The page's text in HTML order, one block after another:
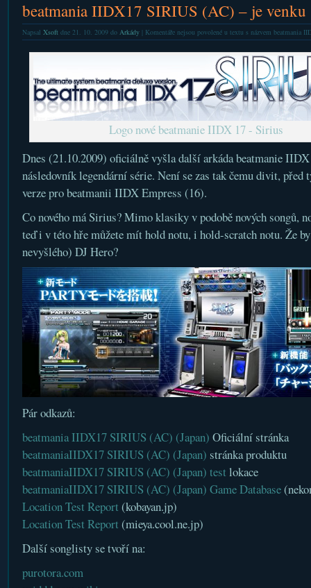
beatmania IIDX17 SIRIUS (AC) – je venku
Napsal Xsoftdne 21. 10. 2009 do Arkády| Komentáře nejsou povolenéu textu s názvem beatmania
Logo nové beatmanie IIDX 17 - Sirius
Dnes (21.10.2009) oficiálně vyšla další arkáda beatmanie
následovník legendární série. Není se zas tak čemu divit, před
verze pro beatmanii IIDX Empress (16).
Co nového má Sirius? Mimo klasiky v podobě nových songů,
teď i v této hře můžete mít hold notu, i hold-scratch notu. Že
nevyšlého) DJ Hero?
Pár odkazů:
beatmania IIDX17 SIRIUS (AC) (Japan) Oficiální stránka
beatmaniaIIDX17 SIRIUS (AC) (Japan) stránka produktu
beatmaniaIIDX17 SIRIUS (AC) (Japan) test lokace
beatmaniaIIDX17 SIRIUS (AC) (Japan) Game Database
Location Test Report (kobayan.jp)
Location Test Report (mieya.cool.ne.jp)
Další songlisty se tvoří na:
purotora.com